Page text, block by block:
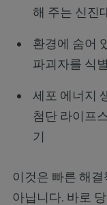
해 주는 신진
환경에 숨어
파괴자를 식
세포 에너지
첨단 라이프
기
이것은 빠른 해
아닙니다. 바로